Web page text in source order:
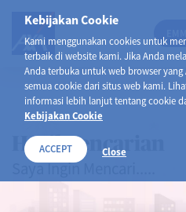
Kebijakan Cookie
Kami menggunakan cookies untuk
terbaik di website kami. Jika Anda
Anda terbuka untuk web browser
semua cookie dari situs web kami.
informasi lebih lanjut tentang cookie
Kebijakan Cookie
ACCEPT Close
Hasil Pencarian
Saya Ingin Mencari.....